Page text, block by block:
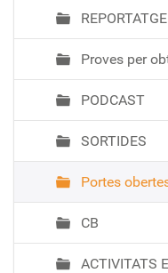
Proves per
PODCAST
SORTIDES
Portes
CB
ACTIVITATS